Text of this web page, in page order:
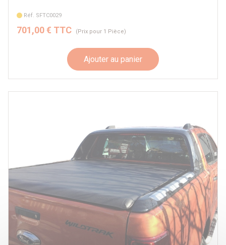
Réf. SFTC0029
701,00 € TTC (Prix pour 1 Pièce)
Ajouter au panier